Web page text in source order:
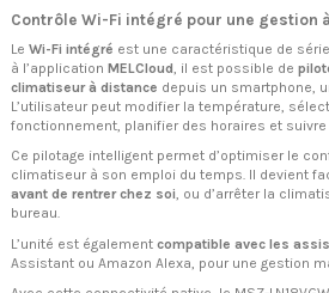
Contrôle Wi-Fi intégré pour une gestion
Le Wi-Fi intégré est une caractéristique de série
à l’application MELCloud , il est possible de
climatiseur à distance depuis un smartphone,
L’utilisateur peut modifier la température,
fonctionnement, planifier des horaires et suivre
Ce pilotage intelligent permet d’optimiser le
climatiseur à son emploi du temps. Il devient
avant de rentrer chez soi, ou d’arrêter la
bureau.
L’unité est également compatible avec les
Assistant ou Amazon Alexa, pour une gestion